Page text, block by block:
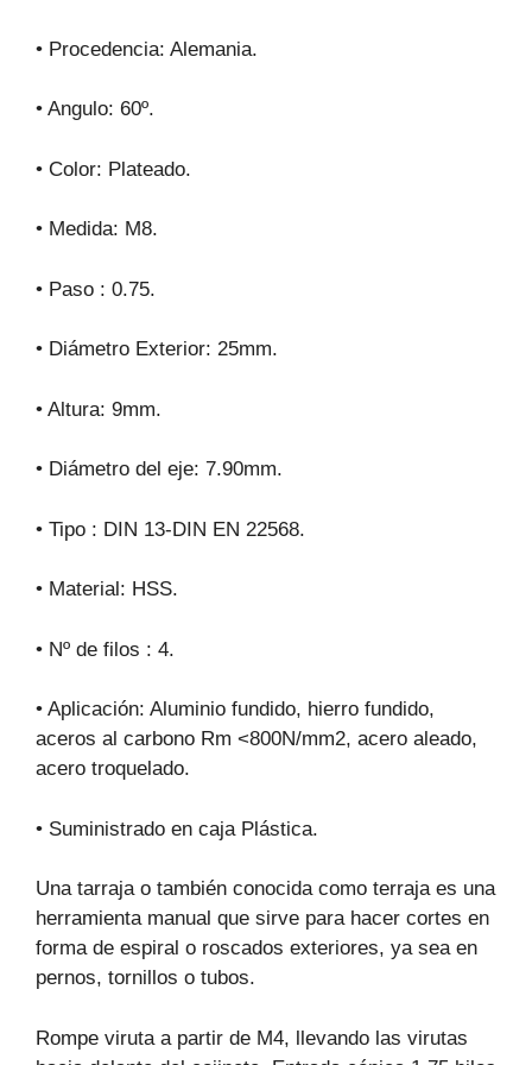
• Procedencia: Alemania.
• Angulo: 60º.
• Color: Plateado.
• Medida: M8.
• Paso : 0.75.
• Diámetro Exterior: 25mm.
• Altura: 9mm.
• Diámetro del eje: 7.90mm.
• Tipo : DIN 13-DIN EN 22568.
• Material: HSS.
• Nº de filos : 4.
• Aplicación: Aluminio fundido, hierro fundido,
aceros al carbono Rm <800N/mm2, acero aleado,
acero troquelado.
• Suministrado en caja Plástica.
Una tarraja o también conocida como terraja es una
herramienta manual que sirve para hacer cortes en
forma de espiral o roscados exteriores, ya sea en
pernos, tornillos o tubos.
Rompe viruta a partir de M4, llevando las virutas